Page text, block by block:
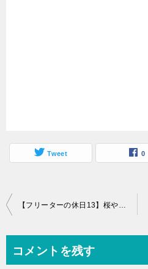
Tweet 0
投
ビ
【フリーターの休日13】桜や海を見に行ったりイオンモール行ったり
コメントを残す